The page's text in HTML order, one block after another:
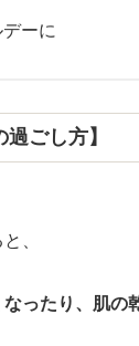
ーに
過ごし方】
、
ったり、肌の